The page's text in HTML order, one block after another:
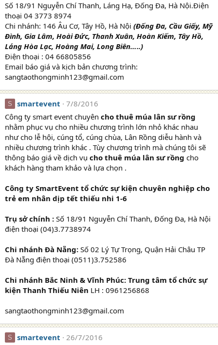
Số 18/91 Nguyễn Chí Thanh, Láng Hạ, Đống Đa, Hà Nội.Điện
thoại 04 3773 8974
Chi nhánh: 146 Âu Cơ, Tây Hồ, Hà Nội (Đống Đa, Cầu Giấy, Mỹ
Đình, Gia Lâm, Hoài Đức, Thanh Xuân, Hoàn Kiếm, Tây Hồ,
Láng Hòa Lạc, Hoàng Mai, Long Biên…..)
Điện thoại : 04 66805856
Email báo giá và kịch bản chương trình:
sangtaothongminh123@gmail.com
S smartevent
7/8/2016
Công ty smart event chuyên cho thuê múa lân sư rồng
nhằm phục vụ cho nhiều chương trình lớn nhỏ khác nhau
như cho lễ hội, cúng tổ, cúng chùa, Lân Rồng diễu hành và
nhiều chương trình khác . Tùy chương trình mà chúng tôi sẽ
thông báo giá về dịch vụ cho thuê múa lân sư rồng cho
khách hàng tham khảo và lựa chọn .
Công ty SmartEvent tổ chức sự kiện chuyên nghiệp cho
trẻ em nhân dịp tết thiếu nhi 1-6
Trụ sở chính : Số 18/91 Nguyễn Chí Thanh, Đống Đa, Hà Nội
điện thoại (04)3.7738974
Chi nhánh Đà Nẵng: Số 02 Lý Tự Trọng, Quận Hải Châu TP
Đà Nẵng điện thoại (0511)3.752586
Chi nhánh Bắc Ninh & Vĩnh Phúc: Trung tâm tổ chức sự
kiện Thanh Thiếu Niên LH : 0961256868
sangtaothongminh123@gmail.com
S smartevent
26/7/2016